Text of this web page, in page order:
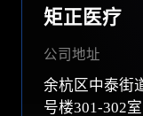
矩正医疗
公司地址
余杭区中泰街
号楼301-302室